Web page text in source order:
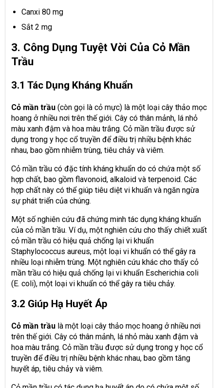
Canxi 80 mg
Sắt 2 mg
3. Công Dụng Tuyệt Vời Của Cỏ Mần
Trầu
3.1 Tác Dụng Kháng Khuẩn
Cỏ mần trầu (còn gọi là cỏ mực) là một loại cây thảo mọc
hoang ở nhiều nơi trên thế giới. Cây có thân mảnh, lá nhỏ
màu xanh đậm và hoa màu trắng. Cỏ mần trầu được sử
dụng trong y học cổ truyền để điều trị nhiều bệnh khác
nhau, bao gồm nhiễm trùng, tiêu chảy và viêm.
Cỏ mần trầu có đặc tính kháng khuẩn do có chứa một số
hợp chất, bao gồm flavonoid, alkaloid và terpenoid. Các
hợp chất này có thể giúp tiêu diệt vi khuẩn và ngăn ngừa
sự phát triển của chúng.
Một số nghiên cứu đã chứng minh tác dụng kháng khuẩn
của cỏ mần trầu. Ví dụ, một nghiên cứu cho thấy chiết xuất
cỏ mần trầu có hiệu quả chống lại vi khuẩn
Staphylococcus aureus, một loại vi khuẩn có thể gây ra
nhiều loại nhiễm trùng. Một nghiên cứu khác cho thấy cỏ
mần trầu có hiệu quả chống lại vi khuẩn Escherichia coli
(E. coli), một loại vi khuẩn có thể gây ra tiêu chảy.
3.2 Giúp Hạ Huyết Áp
Cỏ mần trầu là một loại cây thảo mọc hoang ở nhiều nơi
trên thế giới. Cây có thân mảnh, lá nhỏ màu xanh đậm và
hoa màu trắng. Cỏ mần trầu được sử dụng trong y học cổ
truyền để điều trị nhiều bệnh khác nhau, bao gồm tăng
huyết áp, tiêu chảy và viêm.